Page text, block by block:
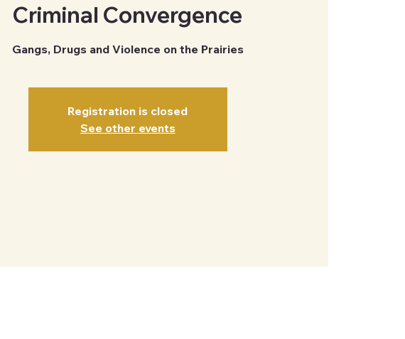
Criminal Convergence
Gangs, Drugs and Violence on the Prairies
Registration is closed
See other events